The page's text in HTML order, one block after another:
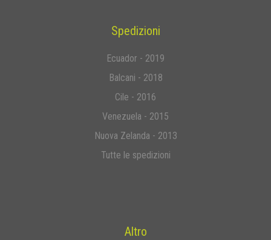
Spedizioni
Ecuador - 2019
Balcani - 2018
Cile - 2016
Venezuela - 2015
Nuova Zelanda - 2013
Tutte le spedizioni
Altro